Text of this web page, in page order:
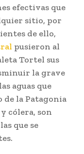
efectivas que
sitio, por
de ello,
pusieron al
Tortel sus
la grave
aguas que
de la Patagonia
cólera, son
que se